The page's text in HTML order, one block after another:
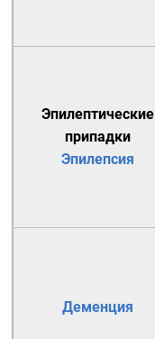
Эпилептические
припадки
Эпилепсия
Деменция